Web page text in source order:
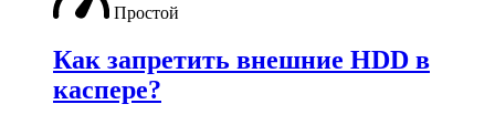
Простой
Как запретить внешние HDD в
каспере?